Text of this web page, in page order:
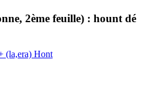
2ème feuille) : hount dé
(la,era) Hont